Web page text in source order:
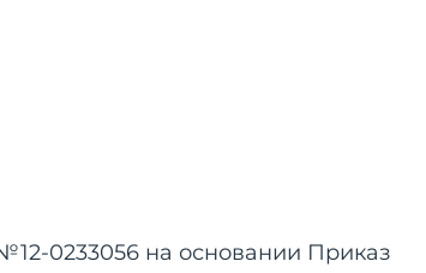
0233056 на основании Приказ